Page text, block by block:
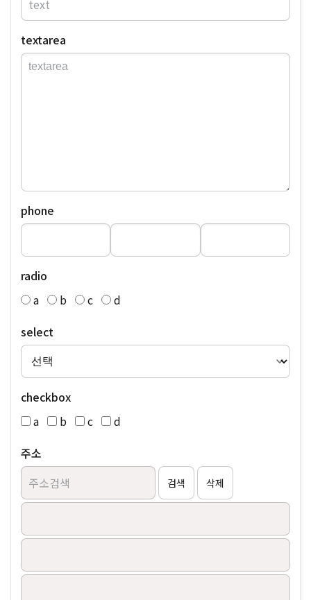
textarea
phone
radio
a
b c
d
select
checkbox
a
b c
d
주소
검색 삭제